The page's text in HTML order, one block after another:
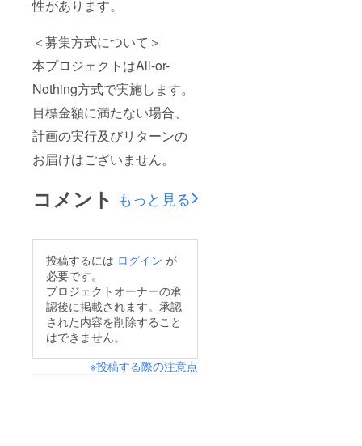
性があります。
＜募集方式について＞
本プロジェクトはAll-or-
Nothing方式で実施します。
目標金額に満たない場合、
計画の実行及びリターンの
お届けはございません。
コメント もっと見る
投稿するには ログイン が
必要です。
プロジェクトオーナーの承
認後に掲載されます。承認
された内容を削除すること
はできません。
※投稿する際の注意点